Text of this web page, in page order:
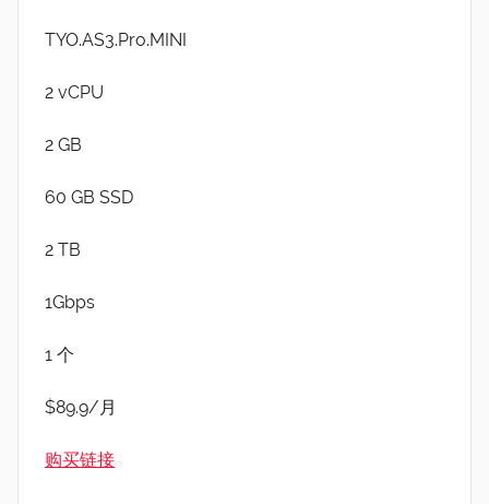
TYO.AS3.Pro.MINI
2 vCPU
2 GB
60 GB SSD
2 TB
1Gbps
1 个
$89.9/月
购买链接